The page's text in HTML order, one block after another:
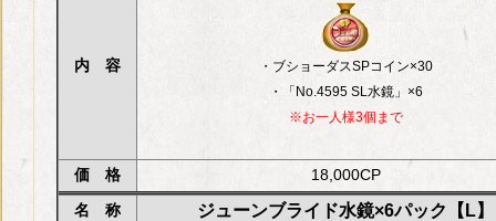
内 容
・ブショーダスSPコイン×30
・「No.4595 SL水鏡」×6
※お一人様3個まで
価 格
18,000CP
名 称
ジューンブライド水鏡×6パック【L】